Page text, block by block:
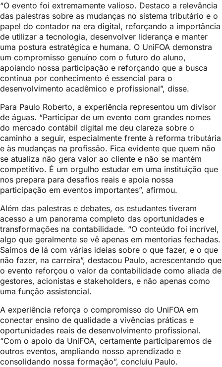
“O evento foi extremamente valioso. Destaco a relevância
das palestras sobre as mudanças no sistema tributário e o
papel do contador na era digital, reforçando a importância
de utilizar a tecnologia, desenvolver liderança e manter
uma postura estratégica e humana. O UniFOA demonstra
um compromisso genuíno com o futuro do aluno,
apoiando nossa participação e reforçando que a busca
contínua por conhecimento é essencial para o
desenvolvimento acadêmico e profissional”, disse.
Para Paulo Roberto, a experiência representou um divisor
de águas. “Participar de um evento com grandes nomes
do mercado contábil digital me deu clareza sobre o
caminho a seguir, especialmente frente à reforma tributária
e às mudanças na profissão. Fica evidente que quem não
se atualiza não gera valor ao cliente e não se mantém
competitivo. É um orgulho estudar em uma instituição que
nos prepara para desafios reais e apoia nossa
participação em eventos importantes”, afirmou.
Além das palestras e debates, os estudantes tiveram
acesso a um panorama completo das oportunidades e
transformações na contabilidade. “O conteúdo foi incrível,
algo que geralmente se vê apenas em mentorias fechadas.
Saímos de lá com várias ideias sobre o que fazer, e o que
não fazer, na carreira”, destacou Paulo, acrescentando que
o evento reforçou o valor da contabilidade como aliada de
gestores, acionistas e stakeholders, e não apenas como
uma função assistencial.
A experiência reforça o compromisso do UniFOA em
conectar ensino de qualidade a vivências práticas e
oportunidades reais de desenvolvimento profissional.
“Com o apoio da UniFOA, certamente participaremos de
outros eventos, ampliando nosso aprendizado e
consolidando nossa formação”, concluiu Paulo.